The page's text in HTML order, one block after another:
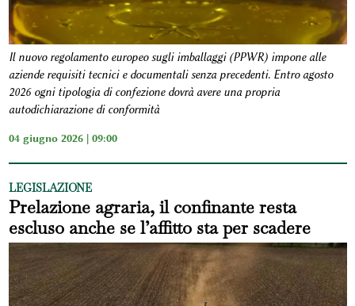
Il nuovo regolamento europeo sugli imballaggi (PPWR) impone alle
aziende requisiti tecnici e documentali senza precedenti. Entro agosto
2026 ogni tipologia di confezione dovrà avere una propria
autodichiarazione di conformità
04 giugno 2026 | 09:00
LEGISLAZIONE
Prelazione agraria, il confinante resta
escluso anche se l’affitto sta per scadere